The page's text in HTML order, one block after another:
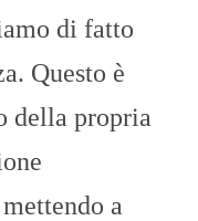
di fatto
Questo è
della propria
a